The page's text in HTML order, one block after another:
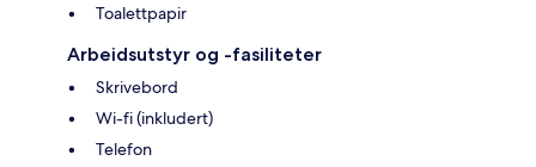
Toalettpapir
Arbeidsutstyr og -fasiliteter
Skrivebord
Wi-fi (inkludert)
Telefon